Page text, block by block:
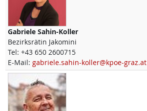
Gabriele Sahin-Koller
Bezirksrätin Jakomini
Tel: +43 650 2600715
E-Mail: gabriele.sahin-koller@kpoe-graz.at